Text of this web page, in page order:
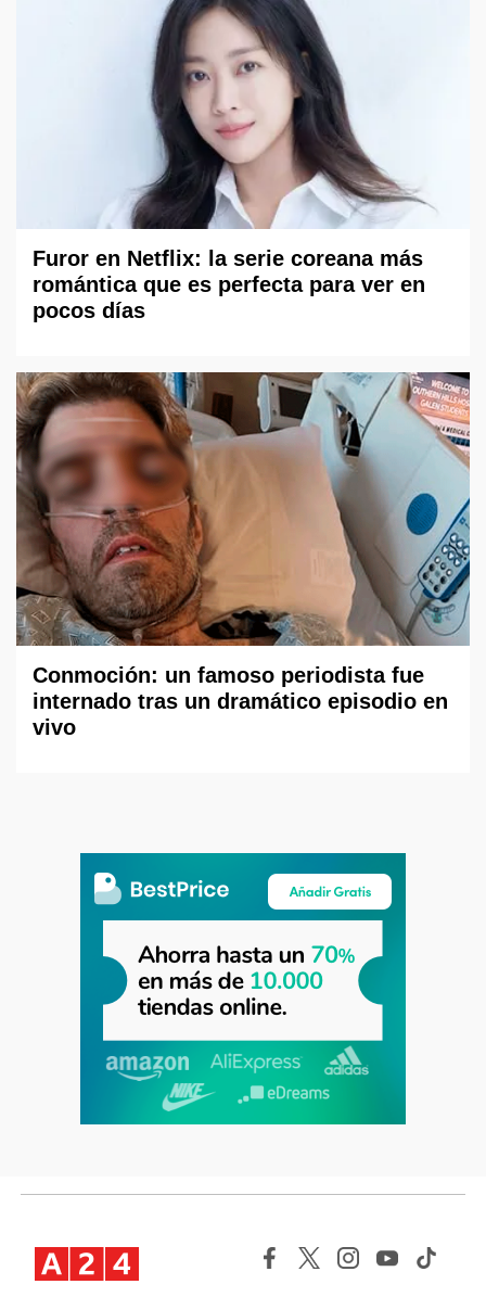
Furor en Netflix: la serie coreana más
romántica que es perfecta para ver en
pocos días
Conmoción: un famoso periodista fue
internado tras un dramático episodio en
vivo